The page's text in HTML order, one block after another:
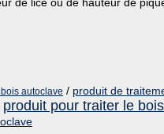
autoclave / produit de
produit pour traiter le